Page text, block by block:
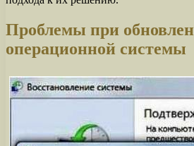
Проблемы при
операционной системы